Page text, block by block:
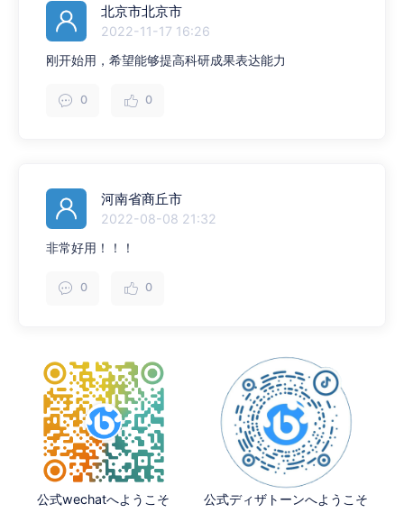
北京市北京市
2022-11-17 16:26
刚开始用，希望能够提高科研成果表达能力
0 0
河南省商丘市
2022-08-08 21:32
非常好用！！！
0 0
公式wechatへようこそ 公式ディザトーンへようこそ